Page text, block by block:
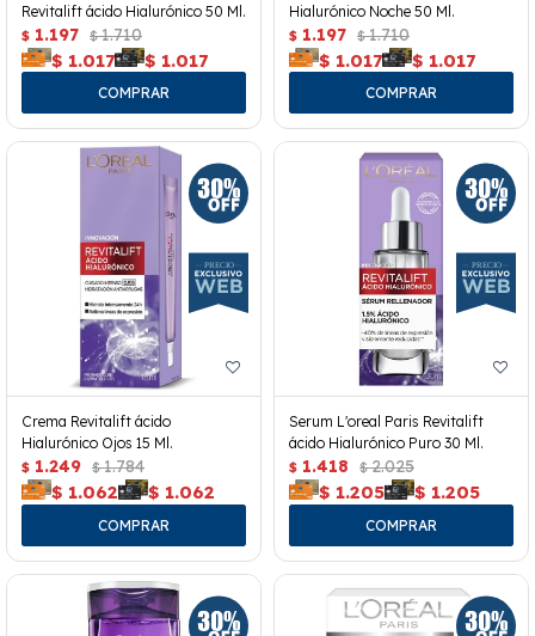
Revitalift ácido Hialurónico 50 Ml.
$ 1.197 $ 1.710
$ 1.017 $ 1.017
Hialurónico Noche 50 Ml.
$ 1.197 $ 1.710
$ 1.017 $ 1.017
Crema Revitalift ácido
Hialurónico Ojos 15 Ml.
$ 1.249 $ 1.784
$ 1.062 $ 1.062
Serum L'oreal Paris Revitalift
ácido Hialurónico Puro 30 Ml.
$ 1.418 $ 2.025
$ 1.205 $ 1.205